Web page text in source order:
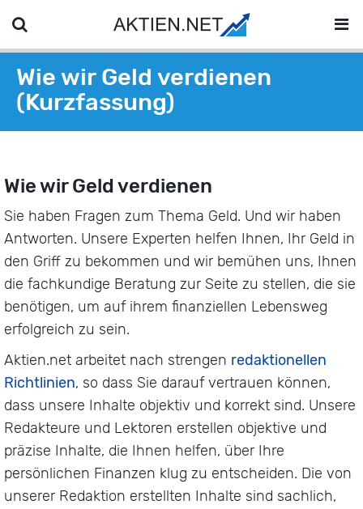
Wie wir Geld verdienen
(Kurzfassung)
Wie wir Geld verdienen
Sie haben Fragen zum Thema Geld. Und wir haben
Antworten. Unsere Experten helfen Ihnen, Ihr Geld in
den Griff zu bekommen und wir bemühen uns, Ihnen
die fachkundige Beratung zur Seite zu stellen, die sie
benötigen, um auf ihrem finanziellen Lebensweg
erfolgreich zu sein.
Aktien.net arbeitet nach strengen redaktionellen
Richtlinien, so dass Sie darauf vertrauen können,
dass unsere Inhalte objektiv und korrekt sind. Unsere
Redakteure und Lektoren erstellen objektive und
präzise Inhalte, die Ihnen helfen, über Ihre
persönlichen Finanzen klug zu entscheiden. Die von
unserer Redaktion erstellten Inhalte sind sachlich,